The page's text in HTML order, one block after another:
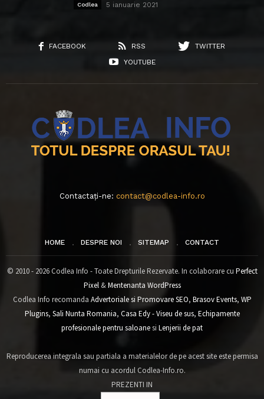
Codlea 5 ianuarie 2021
FACEBOOK RSS
TWITTER
YOUTUBE
Contactați-ne: contact@codlea-info.ro
HOME DESPRE NOI SITEMAP CONTACT
© 2010 - 2026 Codlea Info - Toate Drepturile Rezervate. In colaborare cu Perfect
Pixel&Mentenanta WordPress
Codlea Info recomanda Advertoriale si Promovare SEO, Brasov Events, WP
Plugins, Sali Nunta Romania, Casa Edy - Viseu de sus, Echipamente
profesionale pentru saloanesi Lenjerii de pat
Reproducerea integrala sau partiala a materialelor de pe acest site este permisa
numai cu acordul Codlea-Info.ro.
PREZENTI IN